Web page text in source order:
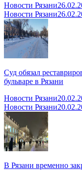
Новости Рязани
Новости Рязани
Суд обязал
бульваре в Рязани
Новости Рязани
Новости Рязани
В Рязани временно